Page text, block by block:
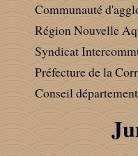
Communauté
Région Nouvelle
Syndicat
Préfecture de la
Conseil